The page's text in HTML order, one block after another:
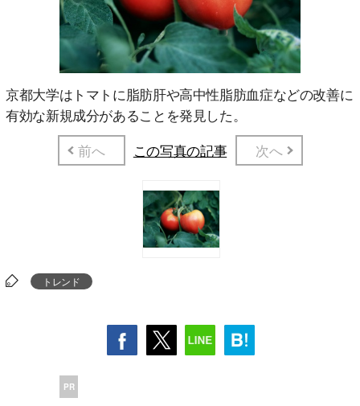
京都大学はトマトに脂肪肝や高中性脂肪血症などの改善に
有効な新規成分があることを発見した。
前へ
この写真の記事 次へ
トレンド
PR